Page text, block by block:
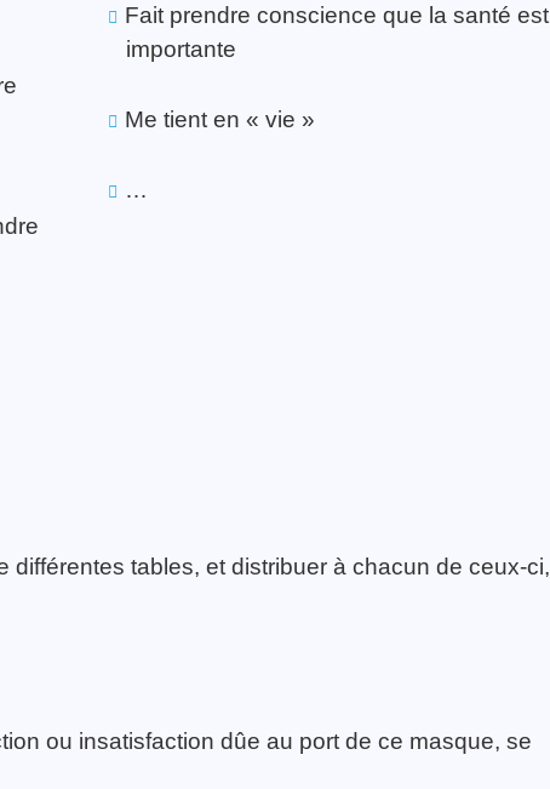
Fait prendre conscience que la santé est
importante
Me tient en « vie »
…
différentes tables, et distribuer à chacun de ceux-ci,
ou insatisfaction dûe au port de ce masque, se